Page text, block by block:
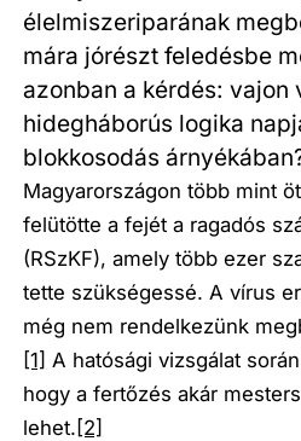
élelmiszeriparának
mára jórészt feledésbe
azonban a kérdés: vajon
hidegháborús logika
blokkosodás
Magyarországon több mint
felütötte a fejét a ragadós
(RSzKF), amely több ezer
tette szükségessé. A vírus
még nem rendelkezünk
[1] A hatósági vizsgálat
hogy a fertőzés akár
lehet. [2]